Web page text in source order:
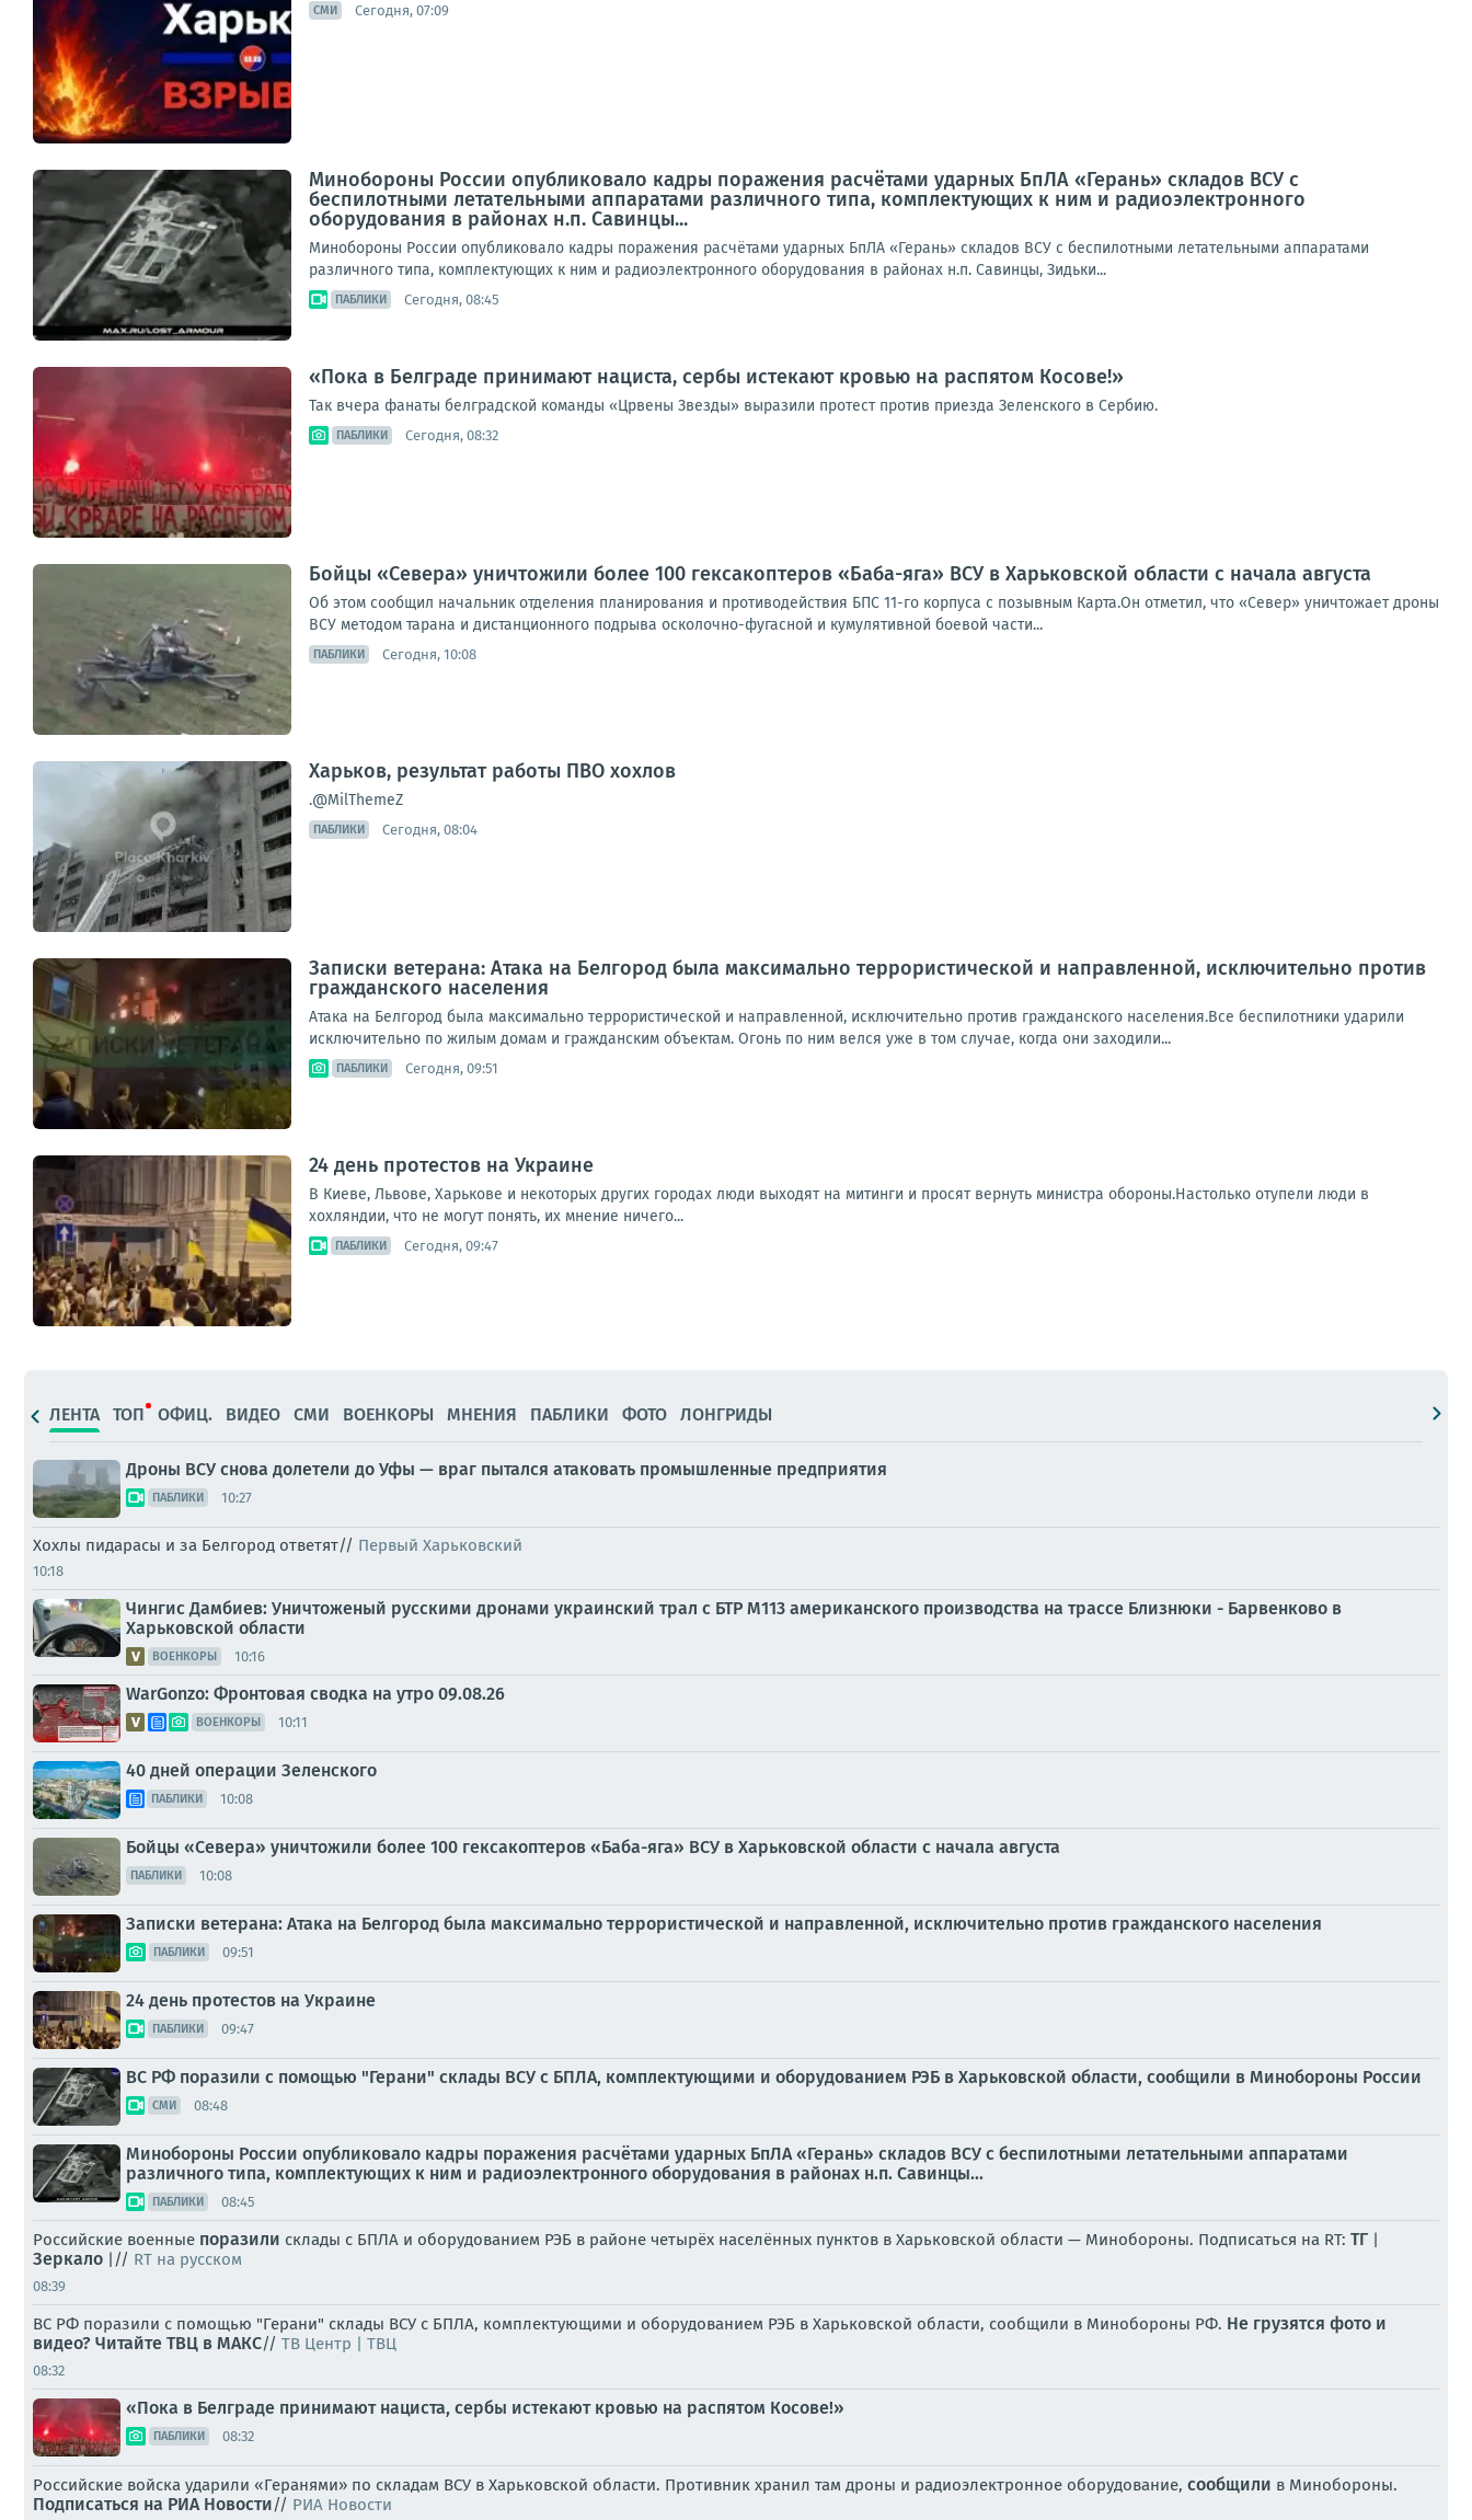
СМИ Сегодня, 07:09
Минобороны России опубликовало кадры поражения расчётами ударных БпЛА «Герань» складов ВСУ с
беспилотными летательными аппаратами различного типа, комплектующих к ним и радиоэлектронного
оборудования в районах н.п. Савинцы...
Минобороны России опубликовало кадры поражения расчётами ударных БпЛА «Герань» складов ВСУ с беспилотными летательными аппаратами
различного типа, комплектующих к ним и радиоэлектронного оборудования в районах н.п. Савинцы, Зидьки...
ПАБЛИКИ Сегодня, 08:45
«Пока в Белграде принимают нациста, сербы истекают кровью на распятом Косове!»
Так вчера фанаты белградской команды «Црвены Звезды» выразили протест против приезда Зеленского в Сербию.
ПАБЛИКИ Сегодня, 08:32
Бойцы «Севера» уничтожили более 100 гексакоптеров «Баба-яга» ВСУ в Харьковской области с начала августа
Об этом сообщил начальник отделения планирования и противодействия БПС 11-го корпуса с позывным Карта.Он отметил, что «Север» уничтожает дроны
ВСУ методом тарана и дистанционного подрыва осколочно-фугасной и кумулятивной боевой части...
ПАБЛИКИ Сегодня, 10:08
Харьков, результат работы ПВО хохлов
.@MilThemeZ
ПАБЛИКИ Сегодня, 08:04
Записки ветерана: Атака на Белгород была максимально террористической и направленной, исключительно против
гражданского населения
Атака на Белгород была максимально террористической и направленной, исключительно против гражданского населения.Все беспилотники ударили
исключительно по жилым домам и гражданским объектам. Огонь по ним велся уже в том случае, когда они заходили...
ПАБЛИКИ Сегодня, 09:51
24 день протестов на Украине
В Киеве, Львове, Харькове и некоторых других городах люди выходят на митинги и просят вернуть министра обороны.Настолько отупели люди в
хохляндии, что не могут понять, их мнение ничего...
ПАБЛИКИ Сегодня, 09:47
ЛЕНТА ТОП ОФИЦ. ВИДЕО СМИ ВОЕНКОРЫ МНЕНИЯ ПАБЛИКИ ФОТО ЛОНГРИДЫ
Дроны ВСУ снова долетели до Уфы — враг пытался атаковать промышленные предприятия
ПАБЛИКИ 10:27
Хохлы пидарасы и за Белгород ответят// Первый Харьковский
10:18
Чингис Дамбиев: Уничтоженый русскими дронами украинский трал с БТР М113 американского производства на трассе Близнюки - Барвенково в
Харьковской области
ВОЕНКОРЫ 10:16
WarGonzo: Фронтовая сводка на утро 09.08.26
ВОЕНКОРЫ 10:11
40 дней операции Зеленского
ПАБЛИКИ 10:08
Бойцы «Севера» уничтожили более 100 гексакоптеров «Баба-яга» ВСУ в Харьковской области с начала августа
ПАБЛИКИ 10:08
Записки ветерана: Атака на Белгород была максимально террористической и направленной, исключительно против гражданского населения
ПАБЛИКИ 09:51
24 день протестов на Украине
ПАБЛИКИ 09:47
ВС РФ поразили с помощью "Герани" склады ВСУ с БПЛА, комплектующими и оборудованием РЭБ в Харьковской области, сообщили в Минобороны России
СМИ 08:48
Минобороны России опубликовало кадры поражения расчётами ударных БпЛА «Герань» складов ВСУ с беспилотными летательными аппаратами
различного типа, комплектующих к ним и радиоэлектронного оборудования в районах н.п. Савинцы...
ПАБЛИКИ 08:45
Российские военные поразили склады с БПЛА и оборудованием РЭБ в районе четырёх населённых пунктов в Харьковской области — Минобороны. Подписаться на RT: ТГ |
Зеркало |// RT на русском
08:39
ВС РФ поразили с помощью "Герани" склады ВСУ с БПЛА, комплектующими и оборудованием РЭБ в Харьковской области, сообщили в Минобороны РФ. Не грузятся фото и
видео? Читайте ТВЦ в МАКС// ТВ Центр | ТВЦ
08:32
«Пока в Белграде принимают нациста, сербы истекают кровью на распятом Косове!»
ПАБЛИКИ 08:32
Российские войска ударили «Геранями» по складам ВСУ в Харьковской области. Противник хранил там дроны и радиоэлектронное оборудование, сообщили в Минобороны.
Подписаться на РИА Новости// РИА Новости